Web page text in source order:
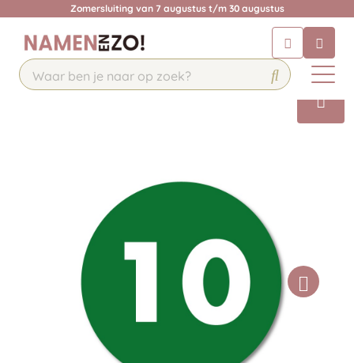
Zomersluiting van 7 augustus t/m 30 augustus
Chat 24/7 met onze chatbot voor
hulp
Contact